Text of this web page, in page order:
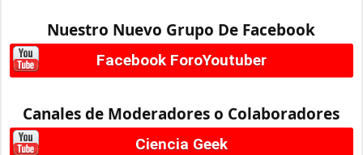
Nuestro Nuevo Grupo De Facebook
Facebook ForoYoutuber
Canales de Moderadores o Colaboradores
Ciencia Geek